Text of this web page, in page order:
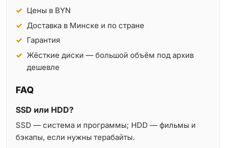
Цены в BYN
Доставка в Минске и по стране
Гарантия
Жёсткие диски — большой объём под архив
дешевле
FAQ
SSD или HDD?
SSD — система и программы; HDD — фильмы и
бэкапы, если нужны терабайты.